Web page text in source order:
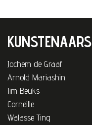
KUNSTENAARS
Jochem de Graaf
Arnold Mariashin
Jim Beuks
Corneille
Walasse Ting